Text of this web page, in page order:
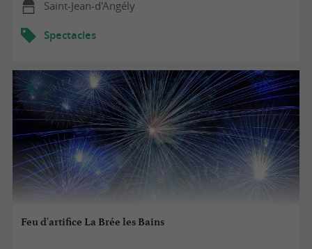
Saint-Jean-d'Angély
Spectacles
Feu d'artifice La Brée les Bains